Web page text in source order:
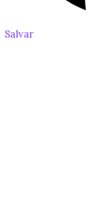
Salvar